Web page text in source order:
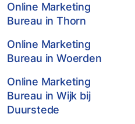
Online Marketing
Bureau in Thorn
Online Marketing
Bureau in Woerden
Online Marketing
Bureau in Wijk bij
Duurstede